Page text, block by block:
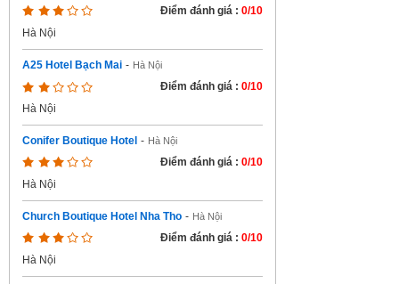
Điểm đánh giá : 0/10
Hà Nội
A25 Hotel Bạch Mai - Hà Nội
Điểm đánh giá : 0/10
Hà Nội
Conifer Boutique Hotel - Hà Nội
Điểm đánh giá : 0/10
Hà Nội
Church Boutique Hotel Nha Tho - Hà Nội
Điểm đánh giá : 0/10
Hà Nội